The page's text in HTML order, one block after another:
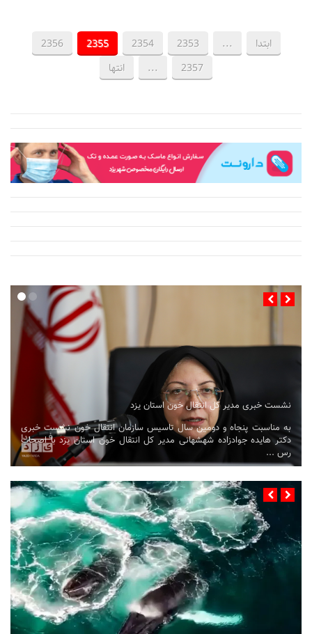
ابتدا ...
2353
2354
2355
2356
2357
... انتها
نشست خبری مدیر کل انتقال خون استان یزد
به مناسبت پنجاه و دومین سال تاسیس سازمان انتقال خون نشست خبری
دکتر هایده جوادزاده شهشهانی مدیر کل انتقال خون استان یزد با اصحاب
رس ...